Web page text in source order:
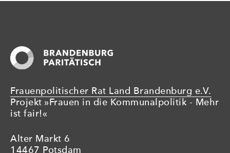
IN
Frauenpolitischer Rat Land Brandenburg e.V.
Projekt »Frauen in die Kommunalpolitik - Mehr
ist fair!«
Alter Markt 6
14467 Potsdam